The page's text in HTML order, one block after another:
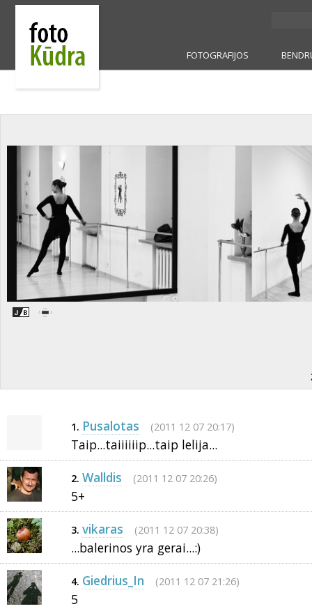
FOTOGRAFIJOS
1. Pusalotas (2011 12 07 20:17)
Taip...taiiiiiip...taip lelija...
2. Walldis (2011 12 07 20:26)
5+
3. vikaras (2011 12 07 20:38)
...balerinos yra gerai...:)
4. Giedrius_In (2011 12 07 21:26)
5